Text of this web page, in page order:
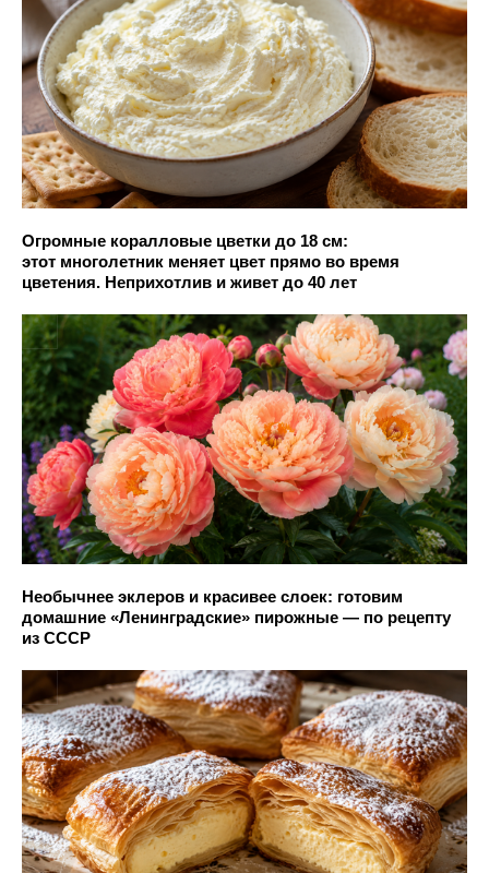
Огромные коралловые цветки до 18 см:
этот многолетник меняет цвет прямо во время
цветения. Неприхотлив и живет до 40 лет
Необычнее эклеров и красивее слоек: готовим
домашние «Ленинградские» пирожные — по рецепту
из СССР